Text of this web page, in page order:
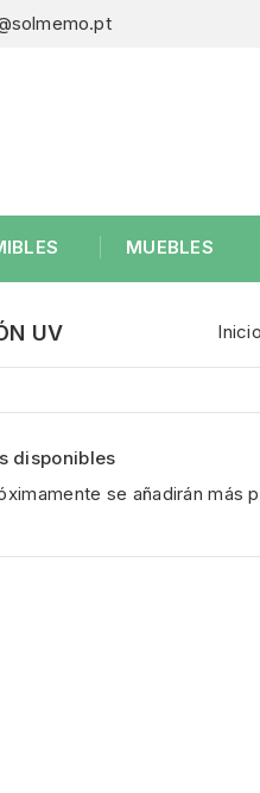
MUEBLES
UV
disponibles
se añadirán más